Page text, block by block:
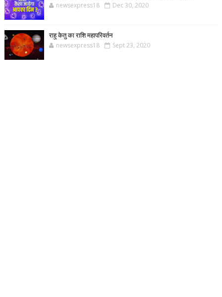
newsexpress18 Dec 30, 2020
राहु केतु का राशि महापरिवर्तन
newsexpress18 Sept 23, 2020